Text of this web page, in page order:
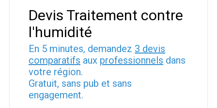
Devis Traitement contre
l'humidité
En 5 minutes, demandez 3 devis
comparatifs aux professionnels dans
votre région.
Gratuit, sans pub et sans
engagement.